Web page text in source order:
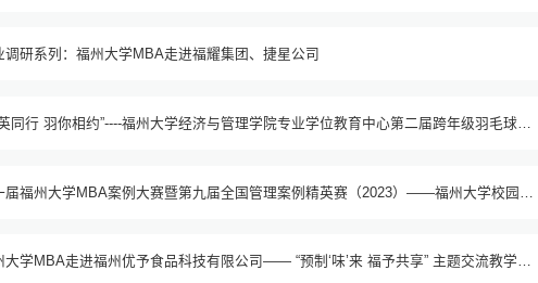
调研系列：福州大学MBA走进福耀集团、捷星公司
同行 羽你相约”----福州大学经济与管理学院专业学位教育中心第二届跨年级羽毛球友
届福州大学MBA案例大赛暨第九届全国管理案例精英赛（2023）——福州大学校园突
大学MBA走进福州优予食品科技有限公司—— “预制‘味’来 福予共享” 主题交流教学活